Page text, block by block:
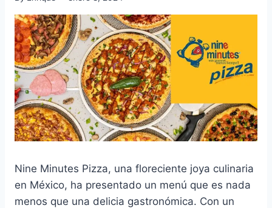
Nine Minutes Pizza, una floreciente joya culinaria
en México, ha presentado un menú que es nada
menos que una delicia gastronómica. Con un